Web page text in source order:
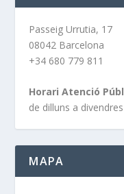
Passeig Urrutia, 17
08042 Barcelona
+34 680 779 811
Horari Atenció
de dilluns a
MAPA